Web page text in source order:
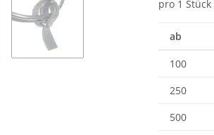
pro 1 Stück
ab
100
250
500